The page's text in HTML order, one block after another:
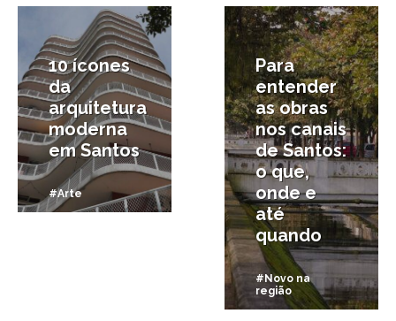
10 ícones
da
arquitetura
moderna
em Santos
#Arte
Para
entender
as obras
nos canais
de Santos:
o que,
onde e
até
quando
#Novo na
região
11/03/2026